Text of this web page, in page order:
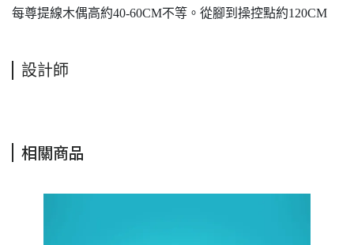
每尊提線木偶高約40-60CM不等。從腳到操控點約120CM
設計師
相關商品